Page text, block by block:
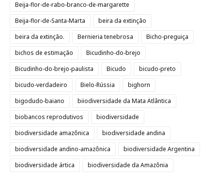
Beija-flor-de-rabo-branco-de-margarette
Beija-flor-de-Santa-Marta
beira da extinção
beira da extinção.
Bernieria tenebrosa
Bicho-preguiça
bichos de estimação
Bicudinho-do-brejo
Bicudinho-do-brejo-paulista
Bicudo
bicudo-preto
bicudo-verdadeiro
Bielo-Rússia
bighorn
bigodudo-baiano
biiodiversidade da Mata Atlântica
biobancos reprodutivos
biodiversidade
biodiversidade amazônica
biodiversidade andina
biodiversidade andino-amazônica
biodiversidade Argentina
biodiversidade ártica
biodiversidade da Amazônia